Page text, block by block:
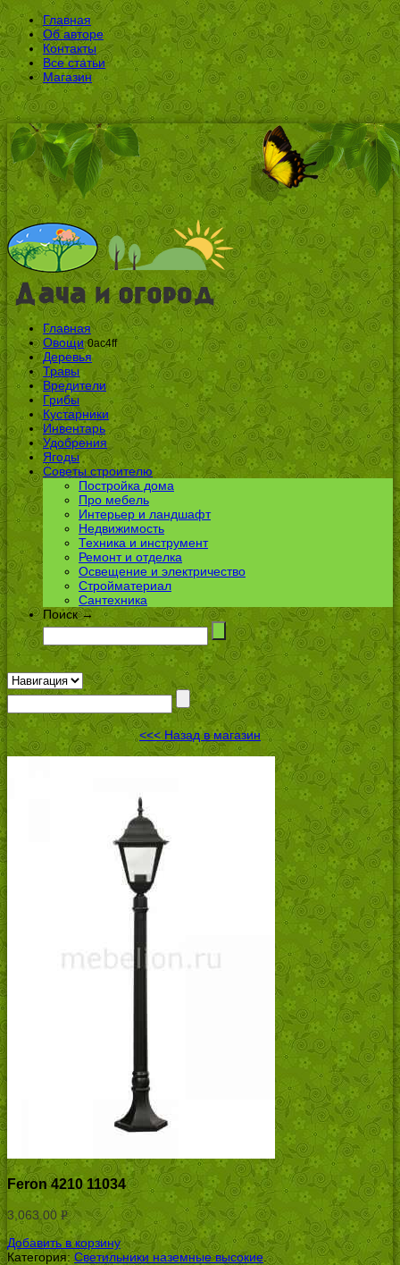
Главная
Об авторе
Контакты
Все статьи
Магазин
Главная
Овощи 0ac4ff
Деревья
Травы
Вредители
Грибы
Кустарники
Инвентарь
Удобрения
Ягоды
Советы строителю
Постройка дома
Про мебель
Интерьер и ландшафт
Недвижимость
Техника и инструмент
Ремонт и отделка
Освещение и электричество
Стройматериал
Сантехника
Поиск →
<<< Назад в магазин
Feron 4210 11034
3,063.00 Р
УБ.
Добавить в корзину
Категория: Светильники наземные высокие.